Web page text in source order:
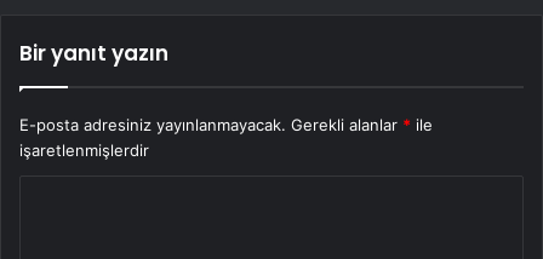
Bir yanıt yazın
E-posta adresiniz yayınlanmayacak. Gerekli alanlar * ile
işaretlenmişlerdir